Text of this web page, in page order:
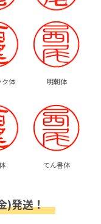
ク体 明朝体
てん書体
)発送！